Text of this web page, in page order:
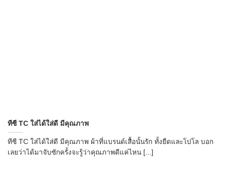
ทีซี TC ใส่ได้ใส่ดี มีคุณภาพ
ทีซี TC ใส่ได้ใส่ดี มีคุณภาพ ผ้าที่แบรนด์เสื้อนั้นรัก ทั้งยืดและโปโล บอก
เลยว่าได้มาจับซักครั้งจะรู้ว่าคุณภาพดีแค่ไหน [...]
CONTACT US